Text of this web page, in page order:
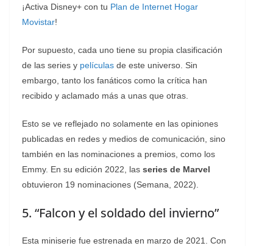
¡Activa Disney+ con tu Plan de Internet Hogar
Movistar!
Por supuesto, cada uno tiene su propia clasificación
de las series y películas de este universo. Sin
embargo, tanto los fanáticos como la crítica han
recibido y aclamado más a unas que otras.
Esto se ve reflejado no solamente en las opiniones
publicadas en redes y medios de comunicación, sino
también en las nominaciones a premios, como los
Emmy. En su edición 2022, las series de Marvel
obtuvieron 19 nominaciones (Semana, 2022).
5. “Falcon y el soldado del invierno”
Esta miniserie fue estrenada en marzo de 2021. Con